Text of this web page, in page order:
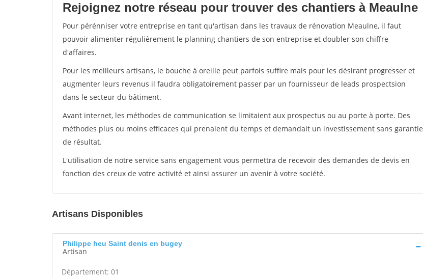
Rejoignez notre réseau pour trouver des chantiers à Meaulne
Pour pérénniser votre entreprise en tant qu'artisan dans les travaux de rénovation Meaulne, il faut
pouvoir alimenter régulièrement le planning chantiers de son entreprise et doubler son chiffre
d'affaires.
Pour les meilleurs artisans, le bouche à oreille peut parfois suffire mais pour les désirant progresser et
augmenter leurs revenus il faudra obligatoirement passer par un fournisseur de leads prospectsion
dans le secteur du bâtiment.
Avant internet, les méthodes de communication se limitaient aux prospectus ou au porte à porte. Des
méthodes plus ou moins efficaces qui prenaient du temps et demandait un investissement sans garantie
de résultat.
L'utilisation de notre service sans engagement vous permettra de recevoir des demandes de devis en
fonction des creux de votre activité et ainsi assurer un avenir à votre société.
Artisans Disponibles
Philippe heu Saint denis en bugey
Artisan
Département: 01